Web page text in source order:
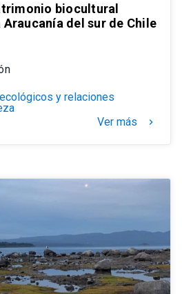
biocultural
del sur de Chile
y relaciones
Ver más
keyboard_arrow_right